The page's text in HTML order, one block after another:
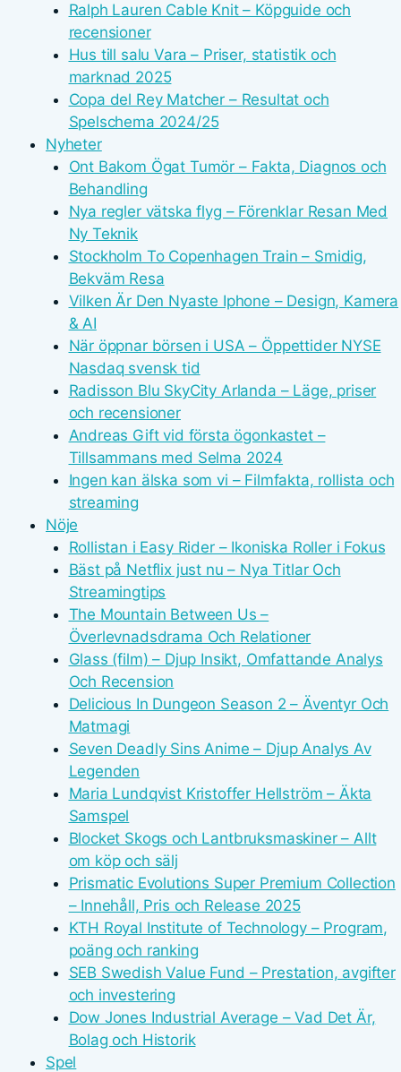
Ralph Lauren Cable Knit – Köpguide och
recensioner
Hus till salu Vara – Priser, statistik och
marknad 2025
Copa del Rey Matcher – Resultat och
Spelschema 2024/25
Nyheter
Ont Bakom Ögat Tumör – Fakta, Diagnos och
Behandling
Nya regler vätska flyg – Förenklar Resan Med
Ny Teknik
Stockholm To Copenhagen Train – Smidig,
Bekväm Resa
Vilken Är Den Nyaste Iphone – Design, Kamera
& AI
När öppnar börsen i USA – Öppettider NYSE
Nasdaq svensk tid
Radisson Blu SkyCity Arlanda – Läge, priser
och recensioner
Andreas Gift vid första ögonkastet –
Tillsammans med Selma 2024
Ingen kan älska som vi – Filmfakta, rollista och
streaming
Nöje
Rollistan i Easy Rider – Ikoniska Roller i Fokus
Bäst på Netflix just nu – Nya Titlar Och
Streamingtips
The Mountain Between Us –
Överlevnadsdrama Och Relationer
Glass (film) – Djup Insikt, Omfattande Analys
Och Recension
Delicious In Dungeon Season 2 – Äventyr Och
Matmagi
Seven Deadly Sins Anime – Djup Analys Av
Legenden
Maria Lundqvist Kristoffer Hellström – Äkta
Samspel
Blocket Skogs och Lantbruksmaskiner – Allt
om köp och sälj
Prismatic Evolutions Super Premium Collection
– Innehåll, Pris och Release 2025
KTH Royal Institute of Technology – Program,
poäng och ranking
SEB Swedish Value Fund – Prestation, avgifter
och investering
Dow Jones Industrial Average – Vad Det Är,
Bolag och Historik
Spel